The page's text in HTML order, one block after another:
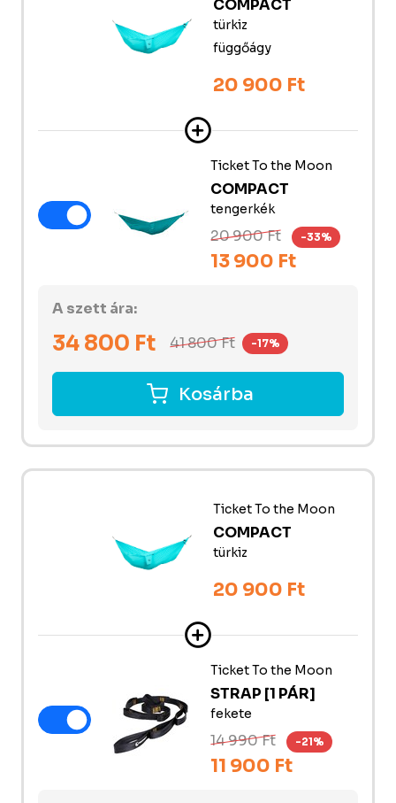
COMPACT
türkiz
függőágy
20 900 Ft
Ticket To the Moon
COMPACT
tengerkék
20 900 Ft -33%
13 900 Ft
A szett ára:
34 800 Ft 41 800Ft -17%
Kosárba
Ticket To the Moon
COMPACT
türkiz
20 900 Ft
Ticket To the Moon
STRAP [1 PÁR]
fekete
14 990 Ft -21%
11 900 Ft